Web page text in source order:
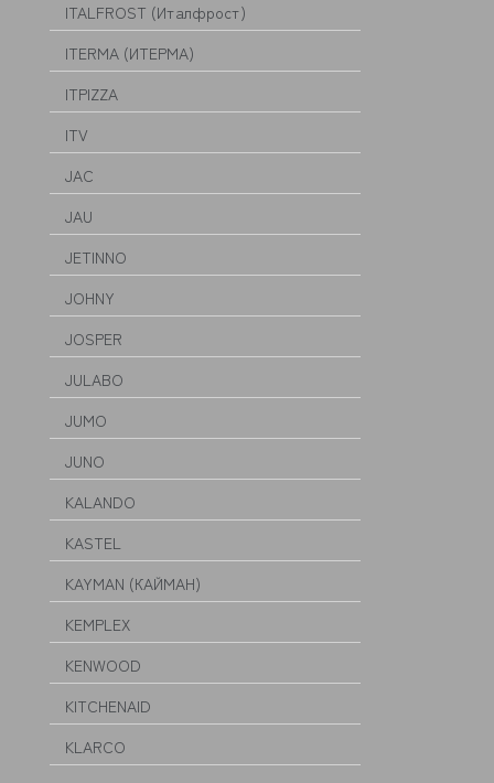
ITALFROST (Италфрост)
ITERMA (ИТЕРМА)
ITPIZZA
ITV
JAC
JAU
JETINNO
JOHNY
JOSPER
JULABO
JUMO
JUNO
KALANDO
KASTEL
KAYMAN (КАЙМАН)
KEMPLEX
KENWOOD
KITCHENAID
KLARCO